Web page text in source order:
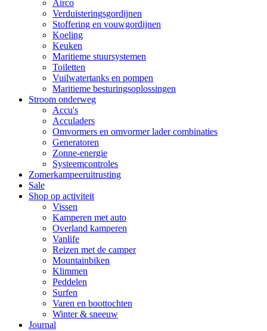
Airco
Verduisteringsgordijnen
Stoffering en vouwgordijnen
Koeling
Keuken
Maritieme stuursystemen
Toiletten
Vuilwatertanks en pompen
Maritieme besturingsoplossingen
Stroom onderweg
Accu's
Acculaders
Omvormers en omvormer lader combinaties
Generatoren
Zonne-energie
Systeemcontroles
Zomerkampeeruitrusting
Sale
Shop op activiteit
Vissen
Kamperen met auto
Overland kamperen
Vanlife
Reizen met de camper
Mountainbiken
Klimmen
Peddelen
Surfen
Varen en boottochten
Winter & sneeuw
Journal